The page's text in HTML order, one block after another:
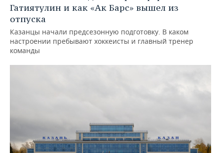
Гатиятулин и как «Ак Барс» вышел из
отпуска
Казанцы начали предсезонную подготовку. В каком
настроении пребывают хоккеисты и главный тренер
команды